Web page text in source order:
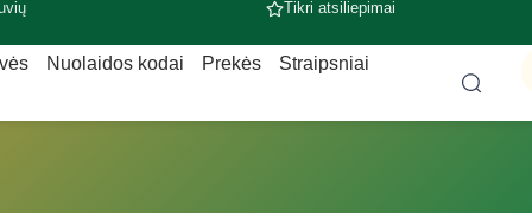
Tikri atsiliepimai
Nuolaidos kodai Prekės Straipsniai